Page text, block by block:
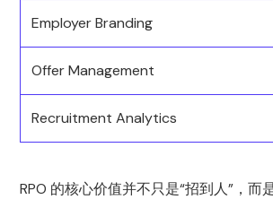
Employer Branding
Offer Management
Recruitment Analytics
RPO 的核心价值并不只是“招到人”，而